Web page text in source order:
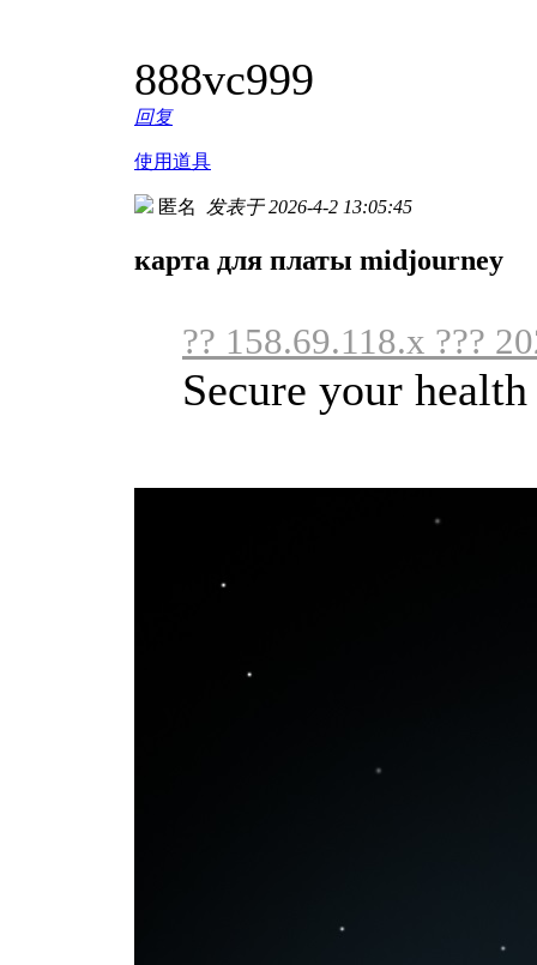
888vc999
回复
使用道具
匿名 发表于 2026-4-2 13:05:45
карта для платы midjourney
?? 158.69.118.x ???
Secure your